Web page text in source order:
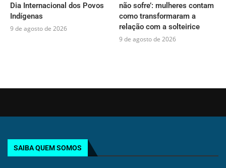
Dia Internacional dos Povos
Indígenas
9 de agosto de 2026
não sofre’: mulheres contam
como transformaram a
relação com a solteirice
9 de agosto de 2026
SAIBA QUEM SOMOS